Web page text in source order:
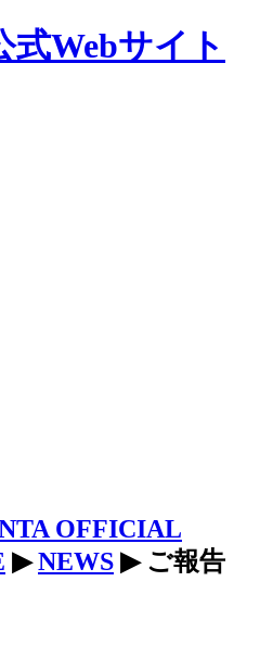
Webサイト
OFFICIAL
▶NEWS ▶ ご報告